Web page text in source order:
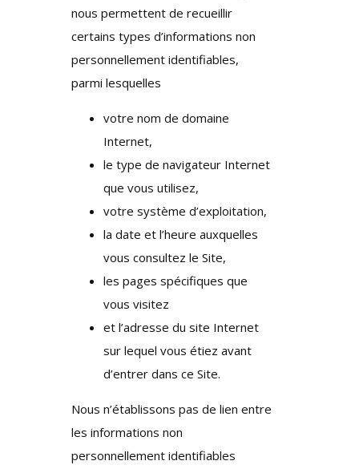
nous permettent de recueillir
certains types d’informations non
personnellement identifiables,
parmi lesquelles
votre nom de domaine
Internet,
le type de navigateur Internet
que vous utilisez,
votre système d’exploitation,
la date et l’heure auxquelles
vous consultez le Site,
les pages spécifiques que
vous visitez
et l’adresse du site Internet
sur lequel vous étiez avant
d’entrer dans ce Site.
Nous n’établissons pas de lien entre
les informations non
personnellement identifiables